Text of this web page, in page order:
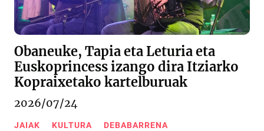
Obaneuke, Tapia eta Leturia eta
Euskoprincess izango dira Itziarko
Kopraixetako kartelburuak
2026/07/24
JAIAK KULTURA DEBABARRENA